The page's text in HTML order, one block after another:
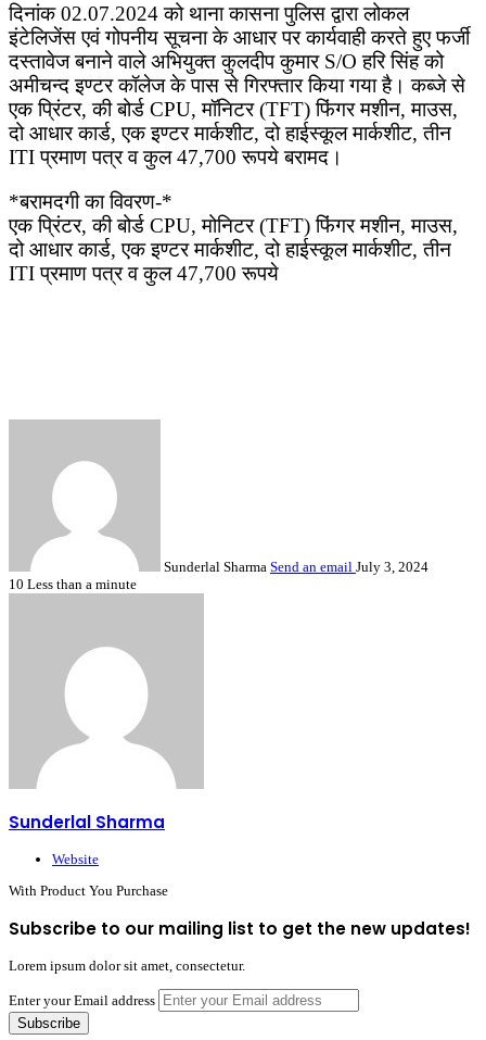
दिनांक 02.07.2024 को थाना कासना पुलिस द्वारा लोकल
इंटेलिजेंस एवं गोपनीय सूचना के आधार पर कार्यवाही करते हुए फर्जी
दस्तावेज बनाने वाले अभियुक्त कुलदीप कुमार S/O हरि सिंह को
अमीचन्द इण्टर कॉलेज के पास से गिरफ्तार किया गया है। कब्जे से
एक प्रिंटर, की बोर्ड CPU, मॉनिटर (TFT) फिंगर मशीन, माउस,
दो आधार कार्ड, एक इण्टर मार्कशीट, दो हाईस्कूल मार्कशीट, तीन
ITI प्रमाण पत्र व कुल 47,700 रूपये बरामद।
*बरामदगी का विवरण-*
एक प्रिंटर, की बोर्ड CPU, मोनिटर (TFT) फिंगर मशीन, माउस,
दो आधार कार्ड, एक इण्टर मार्कशीट, दो हाईस्कूल मार्कशीट, तीन
ITI प्रमाण पत्र व कुल 47,700 रूपये
Sunderlal Sharma Send an email July 3, 2024
10 Less than a minute
Sunderlal Sharma
Website
With Product You Purchase
Subscribe to our mailing list to get the new updates!
Lorem ipsum dolor sit amet, consectetur.
Enter your Email address